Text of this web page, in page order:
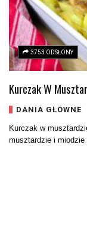
3753 ODSŁONY
Kurczak W
DANIA GŁÓWNE
Kurczak w
musztardzie i